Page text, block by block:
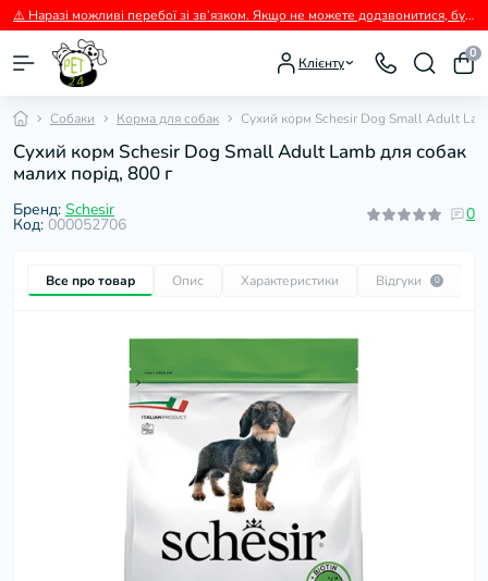
⚠️ Наразі можливі перебої зі зв’язком. Якщо не можете додзвонитися, будь ласка, пишіть нам у Viber.
Клієнту
0
Собаки Корма для собак Сухий корм Schesir Dog Small Adult
Сухий корм Schesir Dog Small Adult Lamb для собак
малих порід, 800 г
Бренд: Schesir
Код: 000052706
0
Все про товар Опис Характеристики Відгуки 0